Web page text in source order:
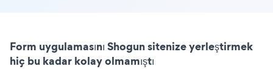
Form uygulamasını Shogun sitenize yerleştirmek
hiç bu kadar kolay olmamıştı